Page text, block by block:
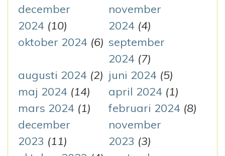
december
2024 (10)
november
2024 (4)
oktober 2024 (6) september
2024 (7)
augusti 2024 (2) juni 2024 (5)
maj 2024 (14) april 2024 (1)
mars 2024 (1) februari 2024 (8)
december
2023 (11)
november
2023 (3)